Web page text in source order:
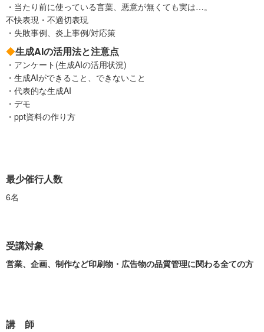
・当たり前に使っている言葉、悪意が無くても実は…。
不快表現・不適切表現
・失敗事例、炎上事例/対応策
◆生成AIの活用法と注意点
・アンケート(生成AIの活用状況)
・生成AIができること、できないこと
・代表的な生成AI
・デモ
・ppt資料の作り方
最少催行人数
6名
受講対象
営業、企画、制作など印刷物・広告物の品質管理に関わる全ての方
講 師